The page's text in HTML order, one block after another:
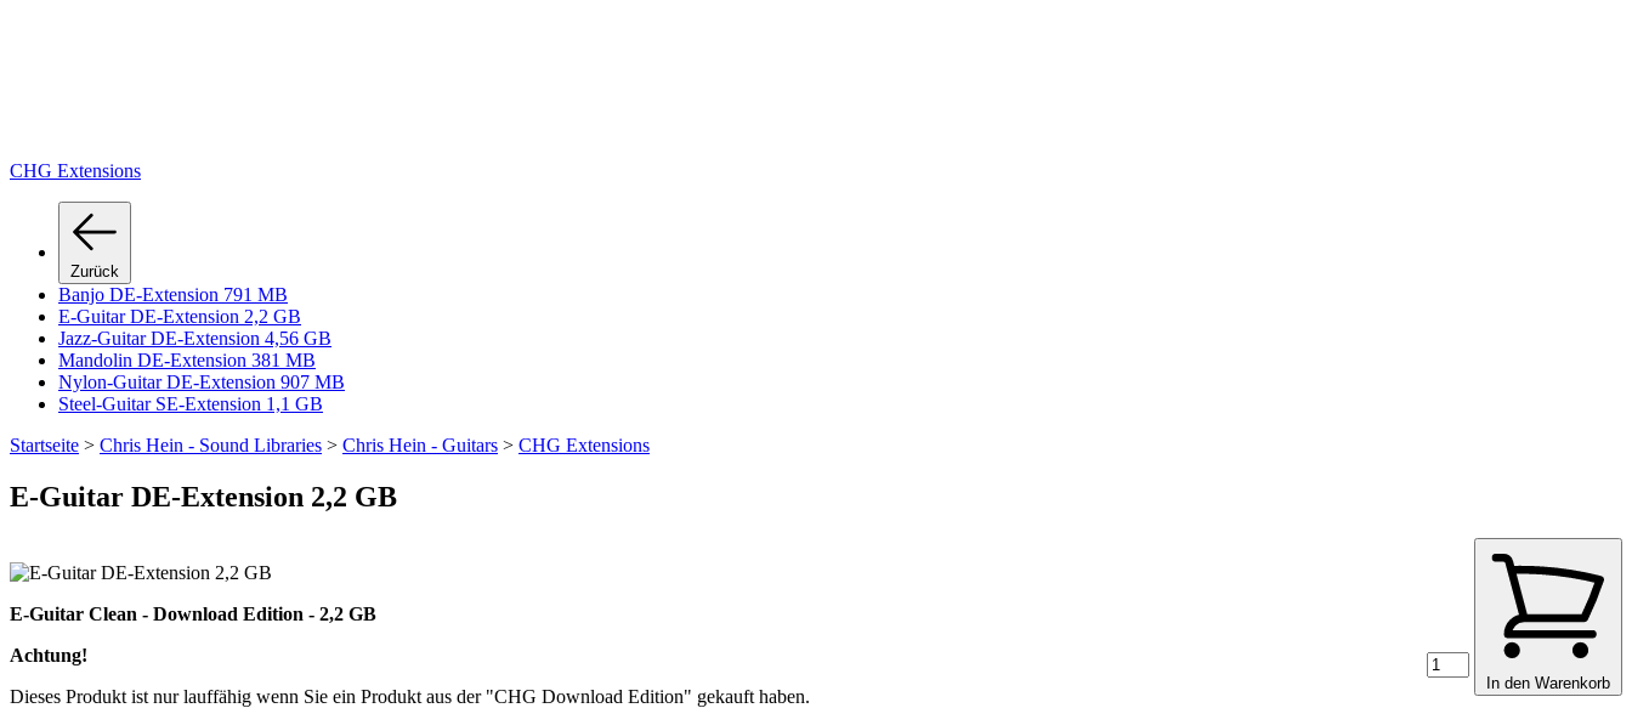
CHG Extensions
Zurück
Banjo DE-Extension 791 MB
E-Guitar DE-Extension 2,2 GB
Jazz-Guitar DE-Extension 4,56 GB
Mandolin DE-Extension 381 MB
Nylon-Guitar DE-Extension 907 MB
Steel-Guitar SE-Extension 1,1 GB
Startseite > Chris Hein - Sound Libraries > Chris Hein - Guitars > CHG Extensions
E-Guitar DE-Extension 2,2 GB
In den Warenkorb
E-Guitar Clean - Download Edition - 2,2 GB
Achtung!
Dieses Produkt ist nur lauffähig wenn Sie ein Produkt aus der "CHG Download Edition" gekauft haben.